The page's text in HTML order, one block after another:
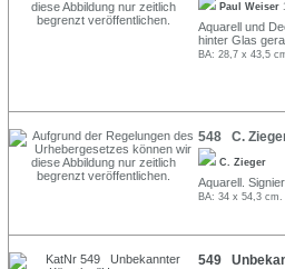
Paul Weiser
Aquarell und
hinter Glas
BA: 28,7 x 43,5
548 C.
C. Zieger
Aquarell.
BA: 34 x 54,3 cm.
549